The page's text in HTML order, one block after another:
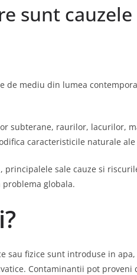
sunt cauzele
de mediu din lumea
subterane, raurilor, lacurilor,
caracteristicile naturale ale
sale cauze si
globala.
sau fizice sunt introduse in
Contaminantii pot proveni